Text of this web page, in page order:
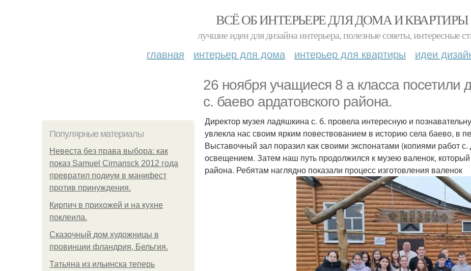
ВСЁ ОБ ИНТЕРЬЕРЕ ДЛЯ ДОМА И КВАРТИРЫ
лучшие идеи для дизайна интерьера, полезные советы, интересные
главная интерьер для дома интерьер для квартиры идеи
26 ноября учащиеся 8 а класса посетили
с. баево ардатовского района.
Популярные материалы
Невеста без права выбора: как
показ Samuel Cirnansck 2012 года
превратил подиум в манифест
против принуждения.
Кирпич в прихожей и на кухне
поклеила.
Сказочный дом художницы в
провинции фландрия, Бельгия.
Татьяна из ильинска теперь
Директор музея ладяшкина с. б. провела интересную и
увлекла нас своим ярким повествованием в историю села баево, в
Выставочный зал поразил как своими экспонатами (копиями работ
освещением. Затем наш путь продолжился к музею валенок, который
района. Ребятам наглядно показали процесс изготовления валенок